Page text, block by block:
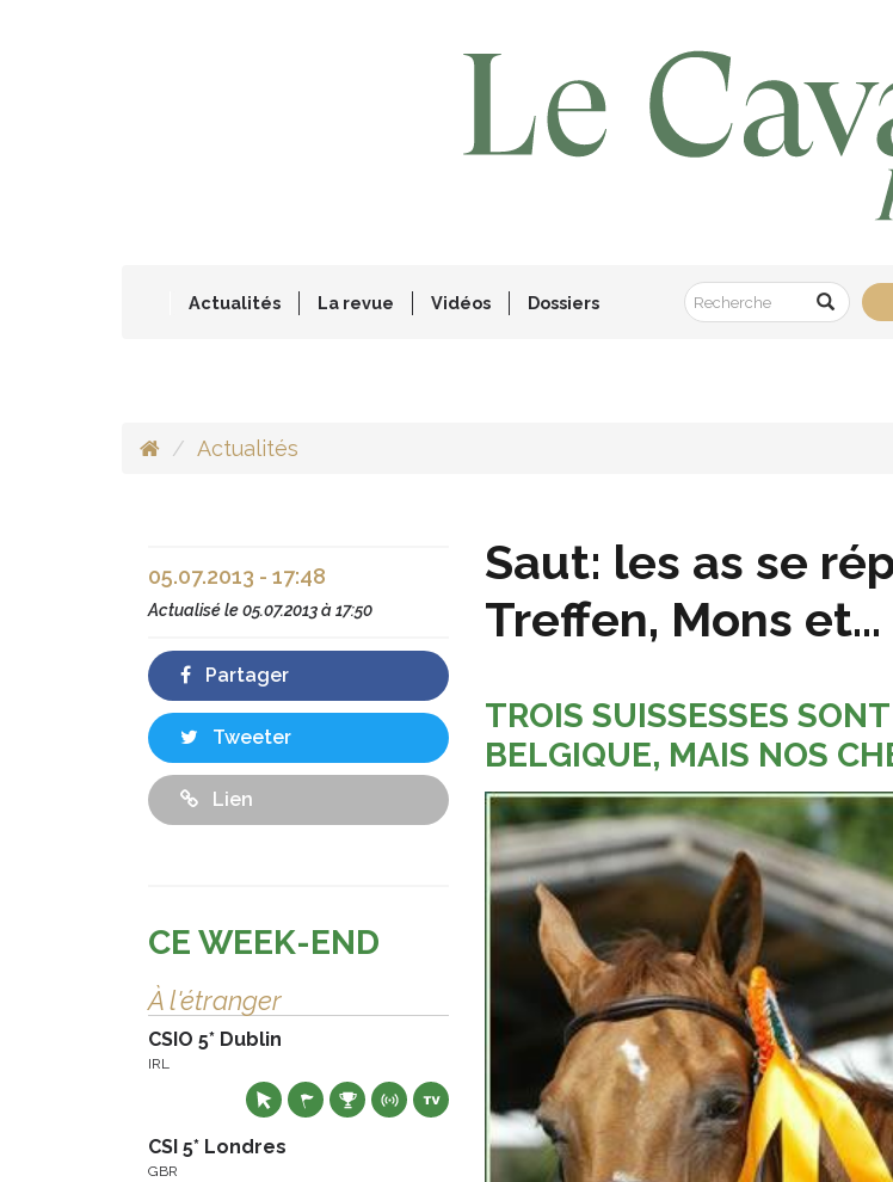
Actualités La revue Vidéos Dossiers
Actualités
Saut: les as se
Treffen, Mons
TROIS SUISSESSES
BELGIQUE, MAIS NOS
05.07.2013 - 17:48
Actualisé le05.07.2013 à 17:50
Partager
Tweeter
Lien
CE WEEK-END
À l'étranger
CSIO 5* Dublin
IRL
CSI 5* Londres
GBR